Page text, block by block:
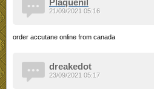
Plaquenil
order accutane online from canada
21/09/2021 05:16
dreakedot
23/09/2021 05:17